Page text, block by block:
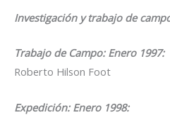
Investigación y trabajo de
Trabajo de Campo: Enero 1997:
Roberto Hilson Foot
Expedición: Enero 1998: